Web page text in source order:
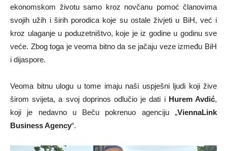
ekonomskom životu samo kroz novčanu pomoć članovima
svojih užih i širih porodica koje su ostale živjeti u BiH, već i
kroz ulaganje u poduzetništvo, koje je iz godine u godinu sve
veće. Zbog toga je veoma bitno da se jačaju veze između BiH
i dijaspore.
Veoma bitnu ulogu u tome imaju naši uspješni ljudi koji žive
širom svijeta, a svoj doprinos odlučio je dati i Hurem Avdić,
koji je nedavno u Beču pokrenuo agenciju „ViennaLink
Business Agency“.